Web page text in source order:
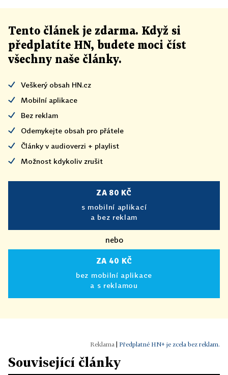
Tento článek je zdarma. Když si
předplatíte HN, budete moci číst
všechny naše články.
Veškerý obsah HN.cz
Mobilní aplikace
Bez reklam
Odemykejte obsah pro přátele
Články v audioverzi + playlist
Možnost kdykoliv zrušit
ZA 80 KČ
s mobilní aplikací
a bez reklam
nebo
ZA 40 KČ
bez mobilní aplikace
a s reklamou
Předplatné HN+ je zcela bez reklam.
Související články